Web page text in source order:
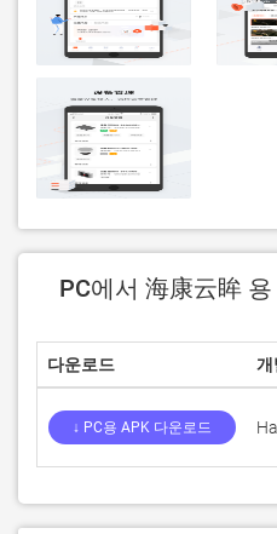
PC에서 海康云眸
다운로드 개
↓ PC용 APK 다운로드